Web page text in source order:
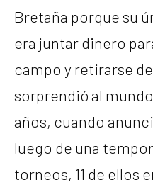
Bretaña porque su
era juntar dinero
campo y retirarse
sorprendió al
años, cuando
luego de una
torneos, 11 de ellos